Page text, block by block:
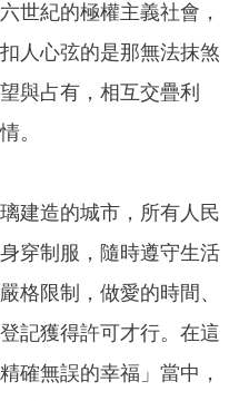
世紀的極權主義社會，
人心弦的是那無法抹煞
與占有，相互交疊利
。
建造的城市，所有人民
穿制服，隨時遵守生活
格限制，做愛的時間、
記獲得許可才行。在這
確無誤的幸福」當中，